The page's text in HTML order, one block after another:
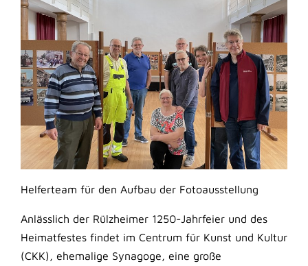
Helferteam für den Aufbau der Fotoausstellung
Anlässlich der Rülzheimer 1250-Jahrfeier und des
Heimatfestes findet im Centrum für Kunst und Kultur
(CKK), ehemalige Synagoge, eine große